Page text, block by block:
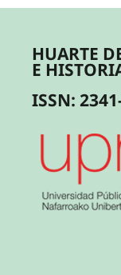
HUARTE
E
ISSN: